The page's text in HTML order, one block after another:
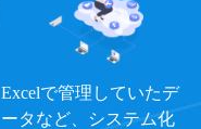
Excelで管理していたデ
ータなど、システム化